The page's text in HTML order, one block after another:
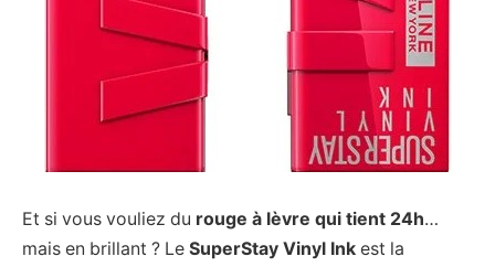
Et si vous vouliez du rouge à lèvre qui tient 24h…
mais en brillant ? Le SuperStay Vinyl Ink est la